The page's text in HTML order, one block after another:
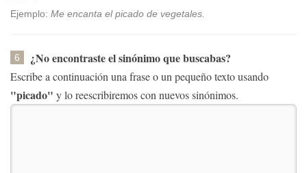
Ejemplo: Me encanta el picado de vegetales.
6 ¿No encontraste el sinónimo que buscabas?
Escribe a continuación una frase o un pequeño texto usando
"picado" y lo reescribiremos con nuevos sinónimos.